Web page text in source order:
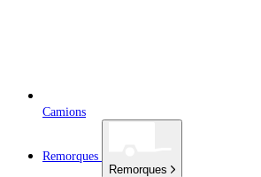
Camions
Remorques
Remorques